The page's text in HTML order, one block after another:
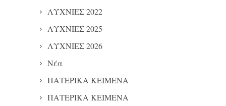
ΛΥΧΝΙΕΣ 2022
ΛΥΧΝΙΕΣ 2025
ΛΥΧΝΙΕΣ 2026
Νέα
ΠΑΤΕΡΙΚΑ ΚΕΙΜΕΝΑ
ΠΑΤΕΡΙΚΑ ΚΕΙΜΕΝΑ